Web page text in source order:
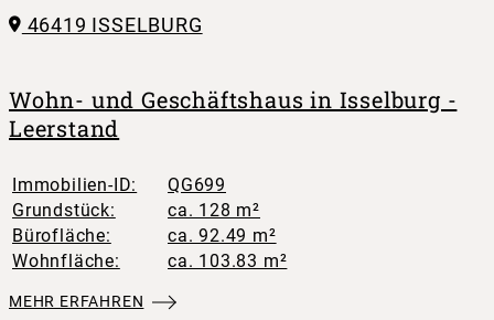
46419 ISSELBURG
Wohn- und Geschäftshaus in Isselburg -
Leerstand
Immobilien-ID:
QG699
Grundstück:
ca. 128 m²
Bürofläche:
ca. 92.49 m²
Wohnfläche:
ca. 103.83 m²
MEHR ERFAHREN